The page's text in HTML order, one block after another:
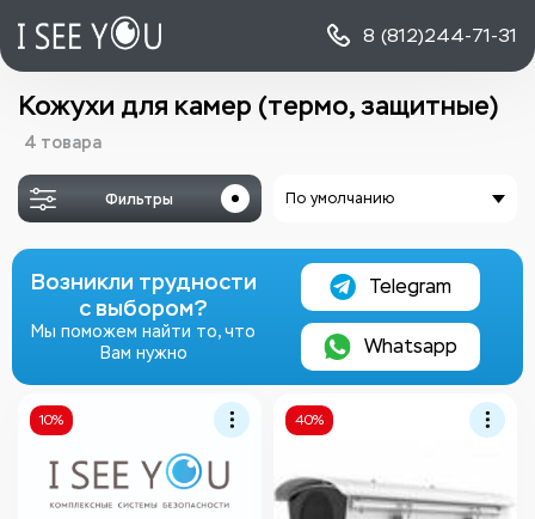
8 (812)244-71-31
Кожухи для камер (термо, защитные)
4 товара
Фильтры По умолчанию
Возникли трудности
с выбором?
Мы поможем найти то, что
Вам нужно
Telegram
Whatsapp
10% 40%